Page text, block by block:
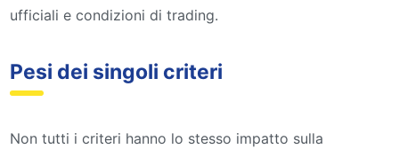
ufficiali e condizioni di trading.
Pesi dei singoli criteri
Non tutti i criteri hanno lo stesso impatto sulla